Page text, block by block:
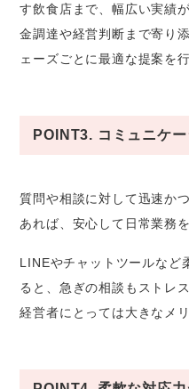
す飲食店まで、幅広い実績
金調達や経営判断まで寄り
ェーズごとに最適な提案を
POINT3. コミュニケ
質問や相談に対して迅速か
あれば、安心して日常業務
LINEやチャットツールなど
ると、急ぎの相談もストレ
経営者にとっては大きなメ